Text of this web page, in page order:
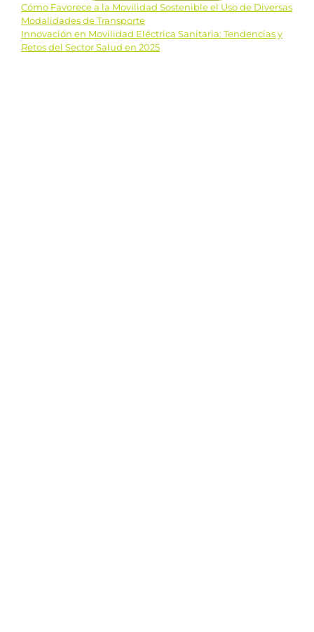
Navegación
de
Cómo Favorece a la Movilidad Sostenible el Uso de Diversas
Modalidades de Transporte
Innovación en Movilidad Eléctrica Sanitaria: Tendencias y
Retos del Sector Salud en 2025